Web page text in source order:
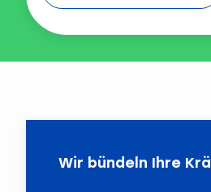
Wir bündeln Ihre